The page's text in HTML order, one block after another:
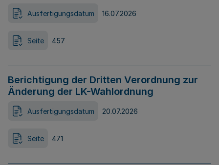
Ausfertigungsdatum 16.07.2026
Seite 457
Berichtigung der Dritten Verordnung zur
Änderung der LK-Wahlordnung
Ausfertigungsdatum 20.07.2026
Seite 471